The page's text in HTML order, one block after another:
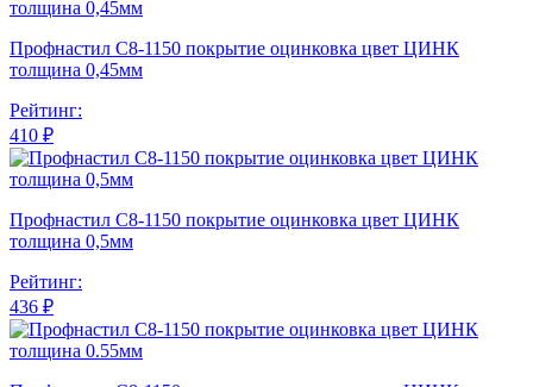
Профнастил С8-1150 покрытие оцинковка цвет ЦИНК
толщина 0,45мм
Рейтинг:
410 ₽
Профнастил С8-1150 покрытие оцинковка цвет ЦИНК
толщина 0,5мм
Рейтинг:
436 ₽